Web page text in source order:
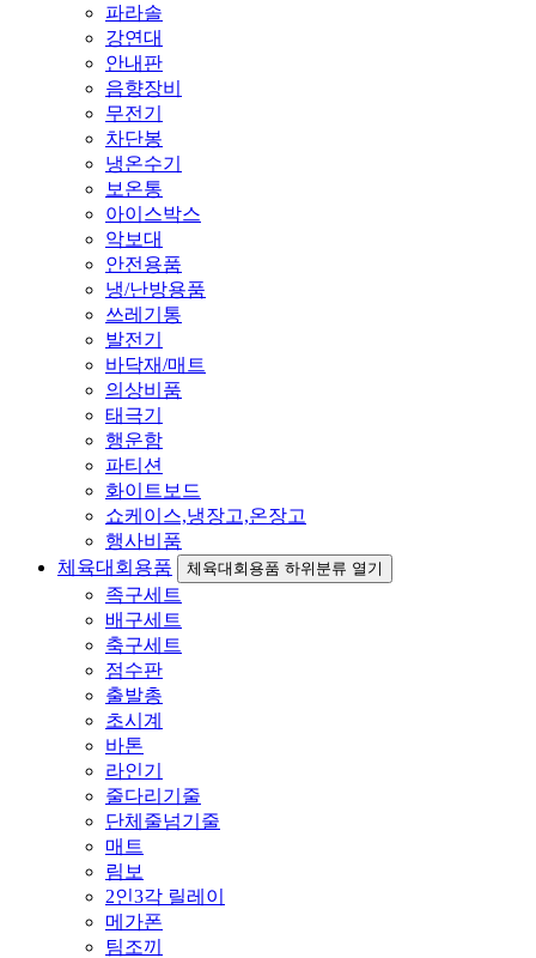
파라솔
강연대
안내판
음향장비
무전기
차단봉
냉온수기
보온통
아이스박스
악보대
안전용품
냉/난방용품
쓰레기통
발전기
바닥재/매트
의상비품
태극기
행운함
파티션
화이트보드
쇼케이스,냉장고,온장고
행사비품
체육대회용품
체육대회용품 하위분류 열기
족구세트
배구세트
축구세트
점수판
출발총
초시계
바톤
라인기
줄다리기줄
단체줄넘기줄
매트
림보
2인3각 릴레이
메가폰
팀조끼